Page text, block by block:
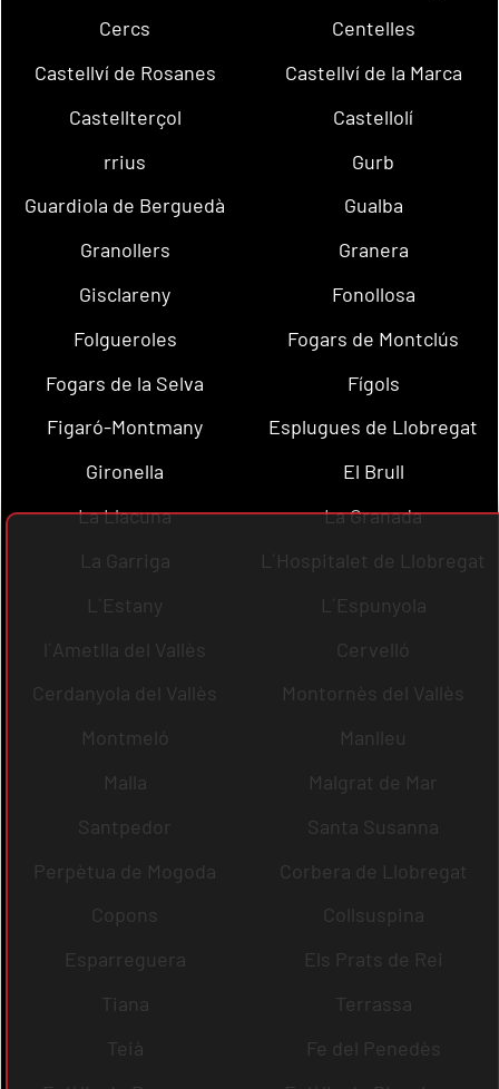
Cercs
Centelles
Castellví de Rosanes
Castellví de la Marca
Castellterçol
Castellolí
rrius
Gurb
Guardiola de Berguedà
Gualba
Granollers
Granera
Gisclareny
Fonollosa
Folgueroles
Fogars de Montclús
Fogars de la Selva
Fígols
Figaró-Montmany
Esplugues de Llobregat
Gironella
El Brull
La Llacuna
La Granada
La Garriga
L´Hospitalet de Llobregat
L´Estany
L´Espunyola
l´Ametlla del Vallès
Cervelló
Cerdanyola del Vallès
Montornès del Vallès
Montmeló
Manlleu
Malla
Malgrat de Mar
Santpedor
Santa Susanna
Perpètua de Mogoda
Corbera de Llobregat
Copons
Collsuspina
Esparreguera
Els Prats de Rei
Tiana
Terrassa
Teià
Fe del Penedès